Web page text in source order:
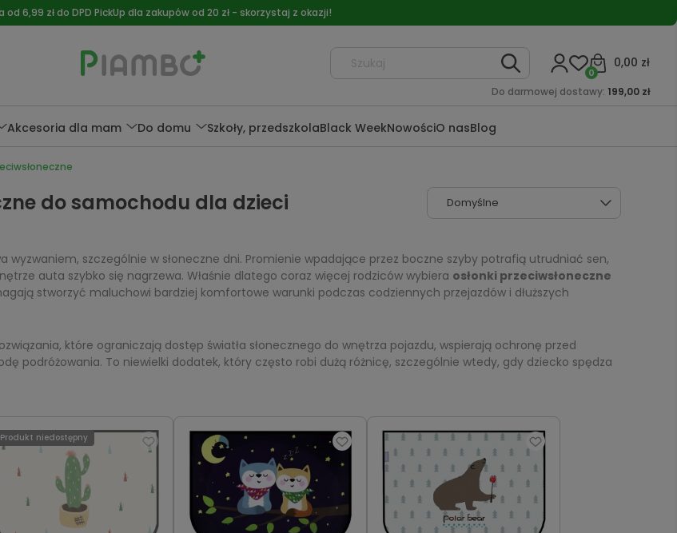
od 6,99 zł do DPD PickUp dla zakupów od 20 zł - skorzystaj z okazji!
Do darmowej dostawy: 199,00 zł
0,00 zł
0
Akcesoria dla mam Do domu Szkoły, przedszkolaBlack WeekNowościO nasBlog
do samochodu dla dzieci
wyzwaniem, szczególnie w słoneczne dni. Promienie wpadające przez boczne szyby potrafią utrudniać sen,
auta szybko się nagrzewa. Właśnie dlatego coraz więcej rodziców wybiera osłonki przeciwsłoneczne
stworzyć maluchowi bardziej komfortowe warunki podczas codziennych przejazdów i dłuższych
które ograniczają dostęp światła słonecznego do wnętrza pojazdu, wspierają ochronę przed
podróżowania. To niewielki dodatek, który często robi dużą różnicę, szczególnie wtedy, gdy dziecko spędza
Produkt niedostępny